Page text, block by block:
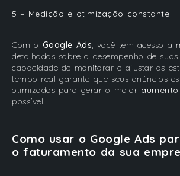
5 – Medição e otimização constante
Com o Google Ads, você tem acesso a
detalhadas sobre o desempenho de suas
capacidade de monitorar e ajustar as
tempo real garante que seus anúncios
otimizados para gerar o maior
possível.
Como usar o Google Ads
o faturamento da sua